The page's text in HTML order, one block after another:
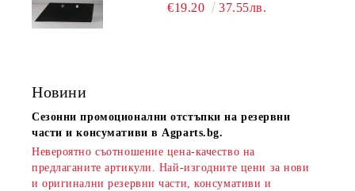
€19.20 37.55лв.
Новини
Сезонни промоционални отстъпки на резервни
части и консумативи в Agparts.bg.
Невероятно съотношение цена-качество на
предлаганите артикули. Най-изгодните цени за нови
и оригинални резервни части, консумативи и